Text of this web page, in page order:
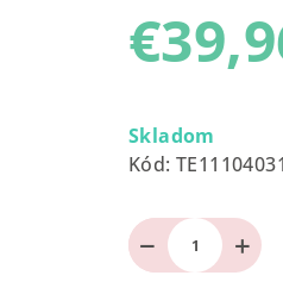
je
0,0
hviezdičiek.
cena:
Skladom
Kód:
+
−